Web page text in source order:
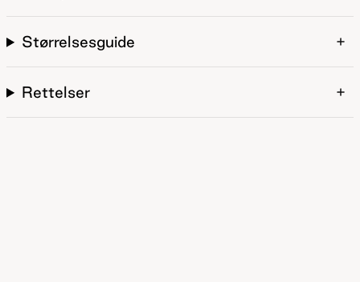
Størrelsesguide
Rettelser